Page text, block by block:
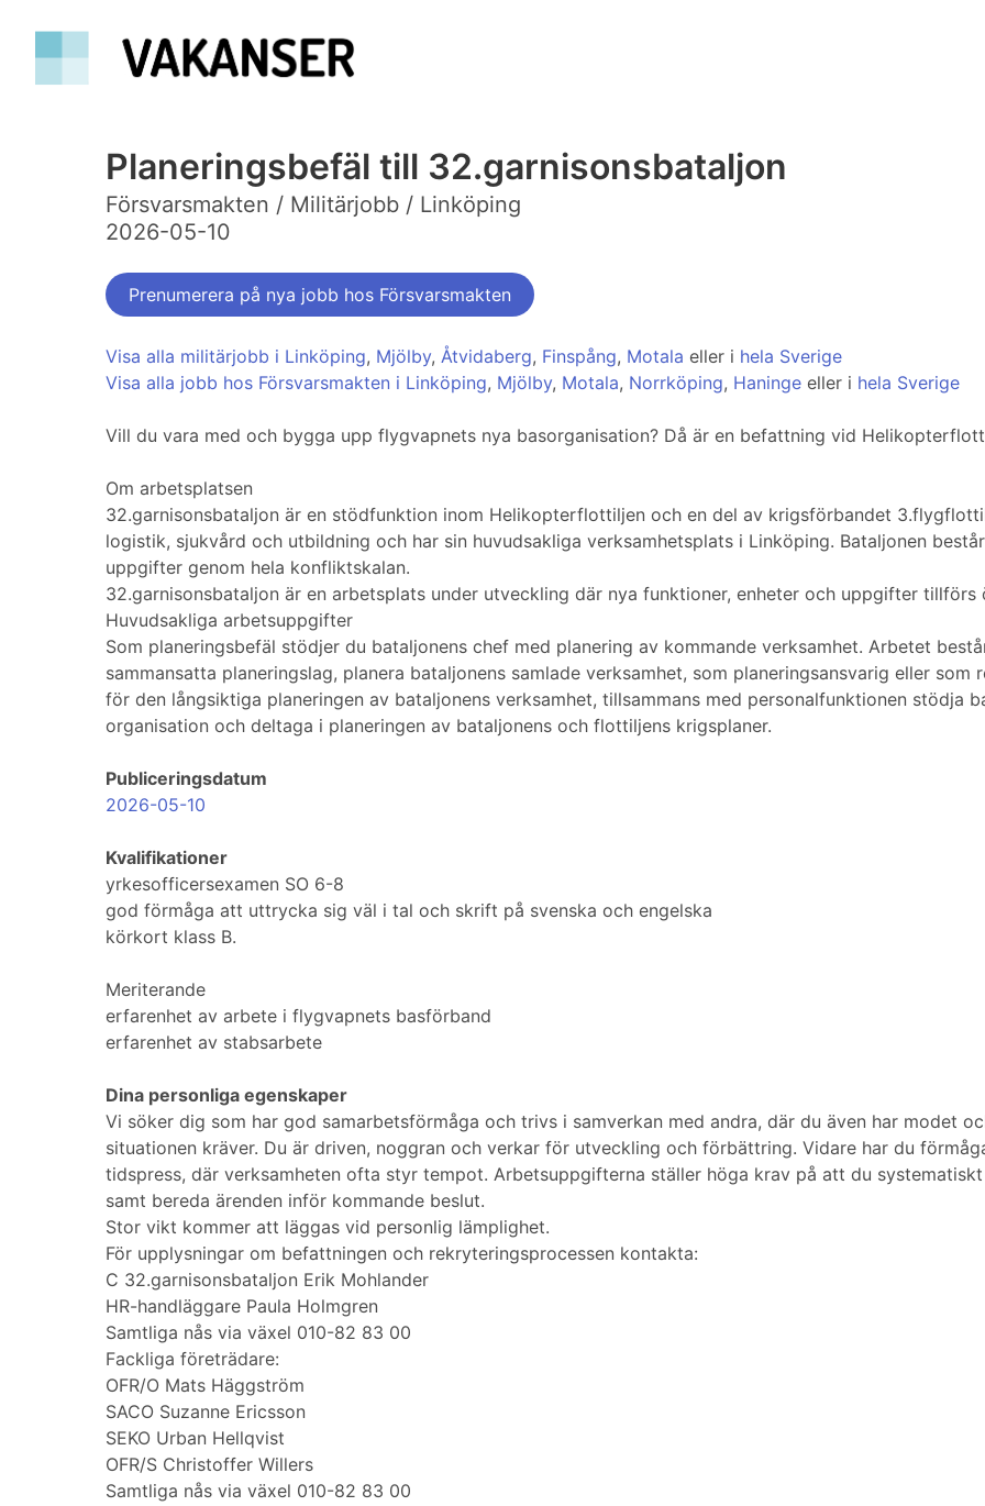
Planeringsbefäl till 32.garnisonsbataljon
Försvarsmakten / Militärjobb / Linköping
2026-05-10
Prenumerera på nya jobb hos Försvarsmakten
Visa alla militärjobb i Linköping, Mjölby, Åtvidaberg, Finspång, Motala eller i hela Sverige
Visa alla jobb hos Försvarsmakten i Linköping, Mjölby, Motala, Norrköping, Haninge eller i hela Sverige
Vill du vara med och bygga upp flygvapnets nya basorganisation? Då är en befattning vid
Om arbetsplatsen
32.garnisonsbataljon är en stödfunktion inom Helikopterflottiljen och en del av krigsförbandet
logistik, sjukvård och utbildning och har sin huvudsakliga verksamhetsplats i Linköping. Bataljonen
uppgifter genom hela konfliktskalan.
32.garnisonsbataljon är en arbetsplats under utveckling där nya funktioner, enheter och uppgifter tillförs
Huvudsakliga arbetsuppgifter
Som planeringsbefäl stödjer du bataljonens chef med planering av kommande verksamhet. Arbetet
sammansatta planeringslag, planera bataljonens samlade verksamhet, som planeringsansvarig eller som
för den långsiktiga planeringen av bataljonens verksamhet, tillsammans med personalfunktionen stödja
organisation och deltaga i planeringen av bataljonens och flottiljens krigsplaner.
Publiceringsdatum
2026-05-10
Kvalifikationer
yrkesofficersexamen SO 6-8
god förmåga att uttrycka sig väl i tal och skrift på svenska och engelska
körkort klass B.
Meriterande
erfarenhet av arbete i flygvapnets basförband
erfarenhet av stabsarbete
Dina personliga egenskaper
Vi söker dig som har god samarbetsförmåga och trivs i samverkan med andra, där du även har modet
situationen kräver. Du är driven, noggran och verkar för utveckling och förbättring. Vidare har du
tidspress, där verksamheten ofta styr tempot. Arbetsuppgifterna ställer höga krav på att du
samt bereda ärenden inför kommande beslut.
Stor vikt kommer att läggas vid personlig lämplighet.
För upplysningar om befattningen och rekryteringsprocessen kontakta:
C 32.garnisonsbataljon Erik Mohlander
HR-handläggare Paula Holmgren
Samtliga nås via växel 010-82 83 00
Fackliga företrädare:
OFR/O Mats Häggström
SACO Suzanne Ericsson
SEKO Urban Hellqvist
OFR/S Christoffer Willers
Samtliga nås via växel 010-82 83 00